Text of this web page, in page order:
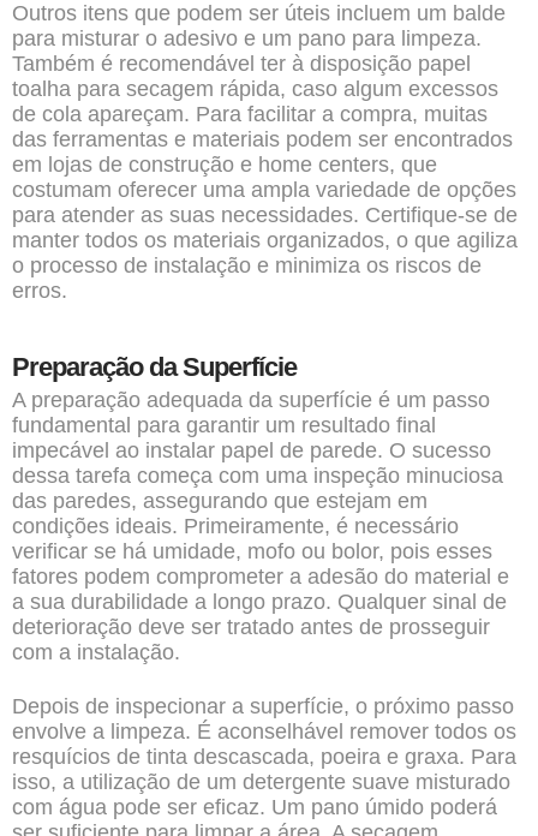
Outros itens que podem ser úteis incluem um balde
para misturar o adesivo e um pano para limpeza.
Também é recomendável ter à disposição papel
toalha para secagem rápida, caso algum excessos
de cola apareçam. Para facilitar a compra, muitas
das ferramentas e materiais podem ser encontrados
em lojas de construção e home centers, que
costumam oferecer uma ampla variedade de opções
para atender as suas necessidades. Certifique-se de
manter todos os materiais organizados, o que agiliza
o processo de instalação e minimiza os riscos de
erros.
Preparação da Superfície
A preparação adequada da superfície é um passo
fundamental para garantir um resultado final
impecável ao instalar papel de parede. O sucesso
dessa tarefa começa com uma inspeção minuciosa
das paredes, assegurando que estejam em
condições ideais. Primeiramente, é necessário
verificar se há umidade, mofo ou bolor, pois esses
fatores podem comprometer a adesão do material e
a sua durabilidade a longo prazo. Qualquer sinal de
deterioração deve ser tratado antes de prosseguir
com a instalação.
Depois de inspecionar a superfície, o próximo passo
envolve a limpeza. É aconselhável remover todos os
resquícios de tinta descascada, poeira e graxa. Para
isso, a utilização de um detergente suave misturado
com água pode ser eficaz. Um pano úmido poderá